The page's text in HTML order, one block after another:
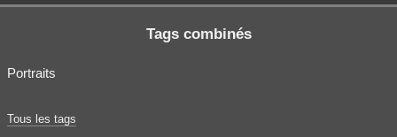
Tags combinés
Portraits
Tous les tags